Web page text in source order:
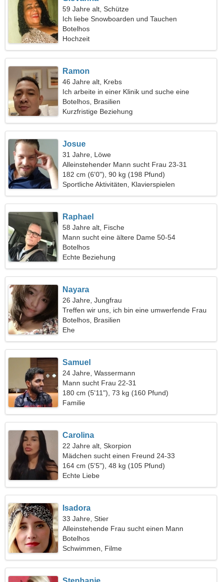
59 Jahre alt, Schütze
Ich liebe Snowboarden und Tauchen
Botelhos
Hochzeit
Ramon
46 Jahre alt, Krebs
Ich arbeite in einer Klinik und suche eine
energische Frau
Botelhos, Brasilien
Kurzfristige Beziehung
Josue
31 Jahre, Löwe
Alleinstehender Mann sucht Frau 23-31
182 cm (6'0"), 90 kg (198 Pfund)
Sportliche Aktivitäten, Klavierspielen
Raphael
58 Jahre alt, Fische
Mann sucht eine ältere Dame 50-54
Botelhos
Echte Beziehung
Nayara
26 Jahre, Jungfrau
Treffen wir uns, ich bin eine umwerfende Frau
Botelhos, Brasilien
Ehe
Samuel
24 Jahre, Wassermann
Mann sucht Frau 22-31
180 cm (5'11"), 73 kg (160 Pfund)
Familie
Carolina
22 Jahre alt, Skorpion
Mädchen sucht einen Freund 24-33
164 cm (5'5"), 48 kg (105 Pfund)
Echte Liebe
Isadora
33 Jahre, Stier
Alleinstehende Frau sucht einen Mann
Botelhos
Schwimmen, Filme